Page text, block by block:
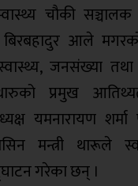
चौकी
आले
जनसंख्या
थारुको प्रमुख
यमनारायण शर्मा
मन्त्री थारूले
गरेका छन् ।